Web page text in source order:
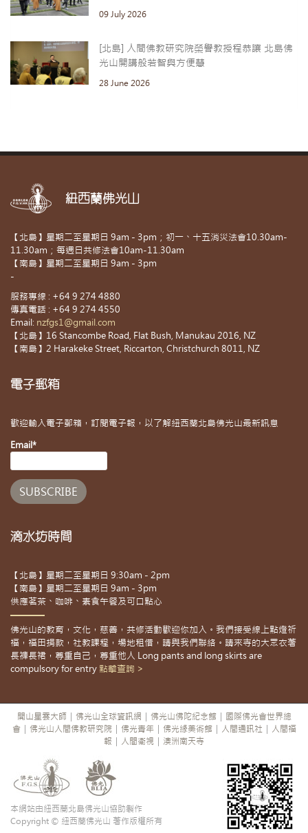
09 July 2026
[北島] 人間佛教研究院榮譽教授程恭讓 北島佛
光山開講般若智與方便慧
28 June 2026
紐西蘭佛光山
【北島】星期二至星期日 9am - 3pm；初一、十五消災法會10.30am-
11.30am；每週日共修法會10am-11.30am
【南島】星期二至星期日 9am - 3pm
-
服務專線 : +64 9 274 4880
傳真電話 : +64 9 274 4550
Email: nzfgs1@gmail.com
【北島】16 Stancombe Road, Flat Bush, Manukau 2016, NZ
【南島】2 Harakeke Street, Riccarton, Christchurch 8011, NZ
電子郵箱
歡迎輸入電子郵箱，訂閱電子報，以了解紐西蘭北島佛光山最新訊息
Email*
滴水坊時間
【北島】星期二至星期日 9:30am - 2pm
【南島】星期二至星期日 9am - 3pm
供應茗茶、咖啡、素食午餐及可口點心
佛光山的教育，文化，慈善，共修活動歡迎你加入。我們接受線上點燈祈
福，福田捐款，社教課程，場地租借，請與我們聯絡。請來寺的大眾衣著
長褲長裙，尊重自己，尊重他人 Long pants and long skirts are
compulsory for entry 點擊查詢 >
開山星雲大師 佛光山全球資訊網 佛光山佛陀紀念館
國際佛光會世界總
會
佛光山人間佛教研究院 佛光青年 佛光緣美術館 人間通訊社
人間福
報
人間衛視 澳洲南天寺
本網站由紐西蘭北島佛光山協助製作
Copyright © 紐西蘭佛光山 著作版權所有